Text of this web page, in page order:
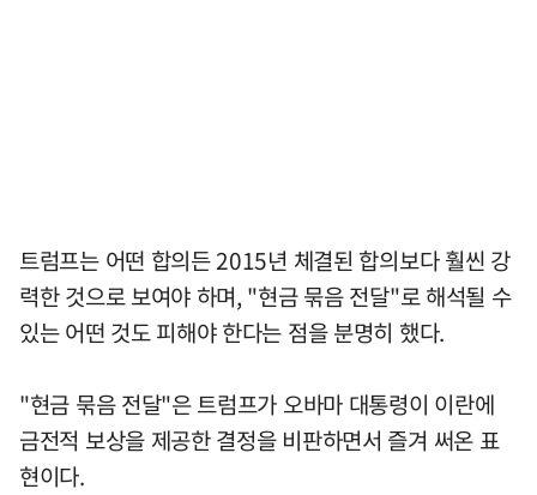
트럼프는 어떤 합의든 2015년 체결된 합의보다 훨씬 강
력한 것으로 보여야 하며, "현금 묶음 전달"로 해석될 수
있는 어떤 것도 피해야 한다는 점을 분명히 했다.
"현금 묶음 전달"은 트럼프가 오바마 대통령이 이란에
금전적 보상을 제공한 결정을 비판하면서 즐겨 써온 표
현이다.